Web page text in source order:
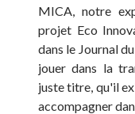
MICA, notre
projet Eco
dans le Journal
jouer dans la
juste titre, qu'il
accompagner